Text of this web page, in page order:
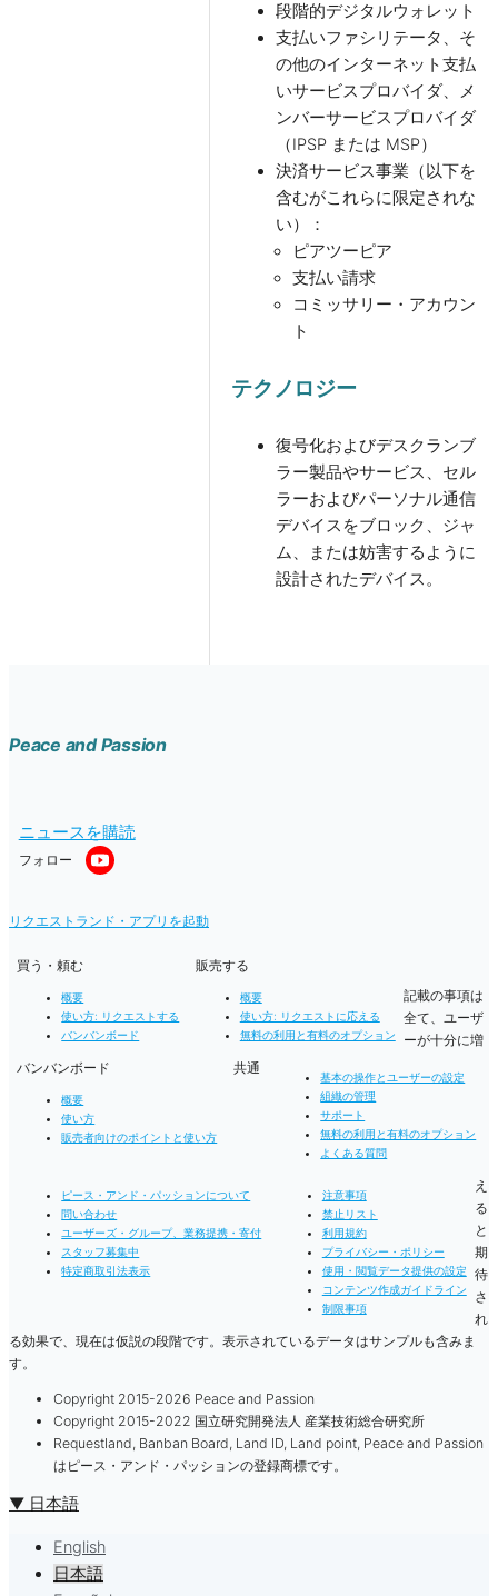
段階的デジタルウォレット
支払いファシリテータ、そ
の他のインターネット支払
いサービスプロバイダ、メ
ンバーサービスプロバイダ
（IPSP または MSP）
決済サービス事業（以下を
含むがこれらに限定されな
い）：
ピアツーピア
支払い請求
コミッサリー・アカウン
ト
テクノロジー
復号化およびデスクランブ
ラー製品やサービス、セル
ラーおよびパーソナル通信
デバイスをブロック、ジャ
ム、または妨害するように
設計されたデバイス。
Peace and Passion
ニュースを購読
フォロー
リクエストランド・アプリを起動
買う・頼む
概要
使い方: リクエストする
バンバンボード
販売する
概要
使い方: リクエストに応える
無料の利用と有料のオプション
バンバンボード
概要
使い方
販売者向けのポイントと使い方
共通
基本の操作とユーザーの設定
組織の管理
サポート
無料の利用と有料のオプション
よくある質問
ピース・アンド・パッションについて
問い合わせ
ユーザーズ・グループ、業務提携・寄付
スタッフ募集中
特定商取引法表示
注意事項
禁止リスト
利用規約
プライバシー・ポリシー
使用・閲覧データ提供の設定
コンテンツ作成ガイドライン
制限事項
記載の事項は
全て、ユーザ
ーが十分に増
え
る
と
期
待
さ
れ
る効果で、現在は仮説の段階です。表示されているデータはサンプルも含みま
す。
Copyright 2015-2026 Peace and Passion
Copyright 2015-2022 国立研究開発法人 産業技術総合研究所
Requestland, Banban Board, Land ID, Land point, Peace and Passion
はピース・アンド・パッションの登録商標です。
▼ 日本語
English
日本語